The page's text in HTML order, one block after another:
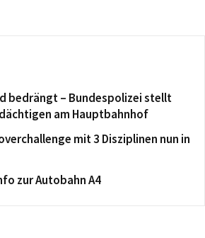
bedrängt – Bundespolizei stellt
am Hauptbahnhof
mit 3 Disziplinen nun in
zur Autobahn A4